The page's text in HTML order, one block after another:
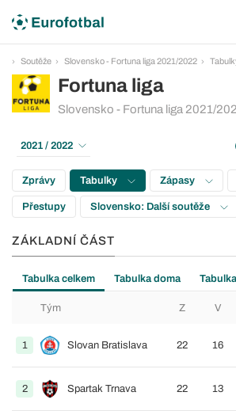
Soutěže Slovensko - Fortuna liga 2021/2022
Fortuna liga
Slovensko - Fortuna liga 2021/
2021 / 2022
Zprávy Tabulky Zápasy
Přestupy Slovensko: Další soutěže
ZÁKLADNÍ ČÁST
Tabulka celkem Tabulka doma
Tým Z V
1 Slovan Bratislava 22 16
2 Spartak Trnava 22 13